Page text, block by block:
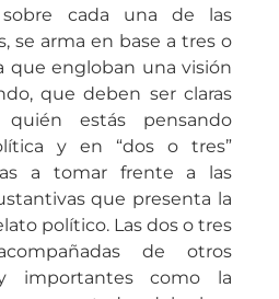
cada una de las
se arma en base a tres o
que engloban una visión
que deben ser claras
estás pensando
y en “dos o tres”
a tomar frente a las
que presenta la
político. Las dos o tres
de otros
importantes como la